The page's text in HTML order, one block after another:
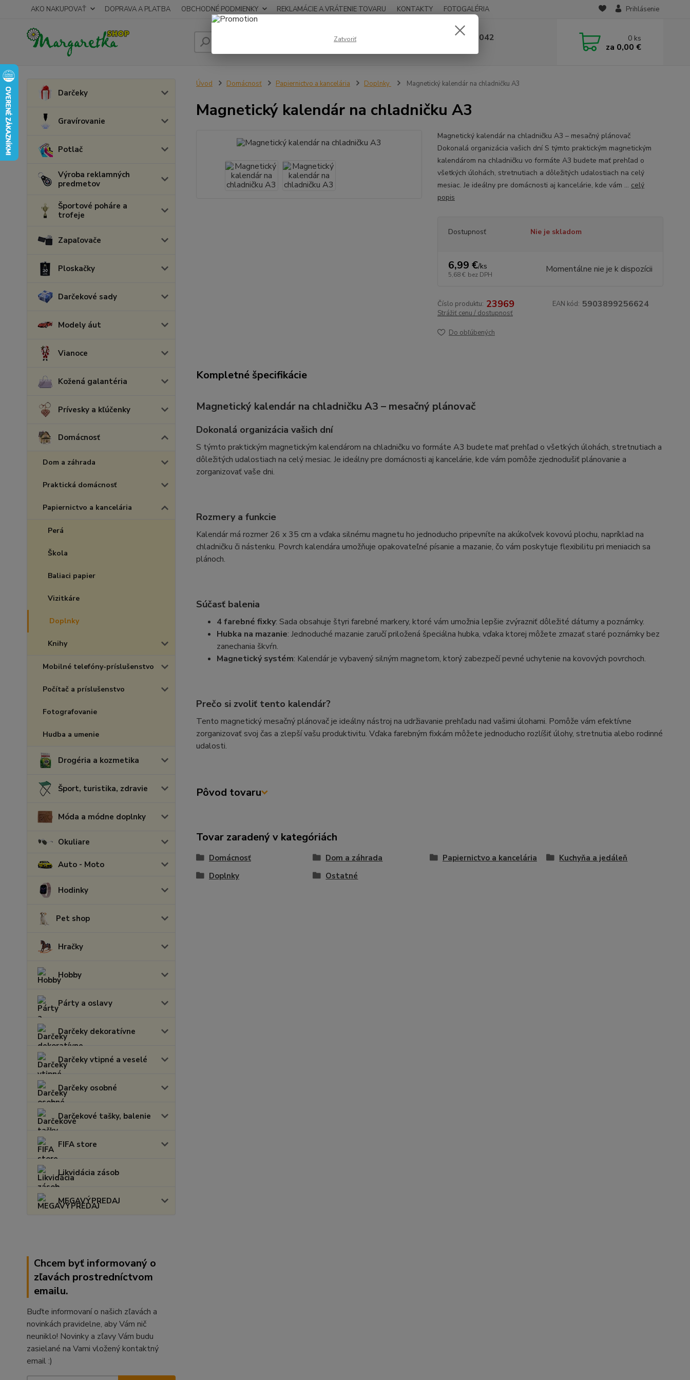
AKO NAKUPOVAŤ DOPRAVA A PLATBA OBCHODNÉ PODMIENKY REKLAMÁCIE A VRÁTENIE TOVARU KONTAKTY FOTOGALÉRIA Prihlásenie
Hľadať 0948 236 042 0 ks
za 0,00 €
Darčeky
Gravírovanie
Potlač
Výroba reklamných
predmetov
Športové poháre a
trofeje
Zapaľovače
Ploskačky
Darčekové sady
Modely áut
Vianoce
Kožená galantéria
Prívesky a kľúčenky
Domácnosť
Dom a záhrada
Praktická domácnosť
Papiernictvo a kancelária
Perá
Škola
Baliaci papier
Vizitkáre
Doplnky
Knihy
Mobilné telefóny-príslušenstvo
Počítač a príslušenstvo
Fotografovanie
Hudba a umenie
Drogéria a kozmetika
Šport, turistika, zdravie
Móda a módne doplnky
Okuliare
Auto - Moto
Hodinky
Pet shop
Hračky
Hobby
Párty a oslavy
Darčeky dekoratívne
Darčeky vtipné a veselé
Darčeky osobné
Darčekové tašky, balenie
FIFA store
Likvidácia zásob
MEGAVÝPREDAJ
Chcem byť informovaný o
zľavách prostredníctvom
emailu.
Buďte informovaní o našich zľavách a
novinkách pravidelne, aby Vám nič
neuniklo! Novinky a zľavy Vám budu
zasielané na Vami vložený kontaktný
email :)
Úvod Domácnosť Papiernictvo a kancelária Doplnky Magnetický kalendár na chladničku A3
Magnetický kalendár na chladničku A3
Magnetický kalendár na chladničku A3 – mesačný plánovač
Dokonalá organizácia vašich dní S týmto praktickým magnetickým
kalendárom na chladničku vo formáte A3 budete mať prehľad o
všetkých úlohách, stretnutiach a dôležitých udalostiach na celý
mesiac. Je ideálny pre domácnosti aj kancelárie, kde vám ... celý
popis
Dostupnosť Nie je skladom
6,99 €/ks
5,68 € bez DPH Momentálne nie je k dispozícii
Číslo produktu: 23969 EAN kód: 5903899256624
Strážiť cenu / dostupnosť
Do obľúbených
Kompletné špecifikácie
Magnetický kalendár na chladničku A3 – mesačný plánovač
Dokonalá organizácia vašich dní
S týmto praktickým magnetickým kalendárom na chladničku vo formáte A3 budete mať prehľad o všetkých úlohách, stretnutiach a
dôležitých udalostiach na celý mesiac. Je ideálny pre domácnosti aj kancelárie, kde vám pomôže zjednodušiť plánovanie a
zorganizovať vaše dni.
Rozmery a funkcie
Kalendár má rozmer 26 x 35 cm a vďaka silnému magnetu ho jednoducho pripevníte na akúkoľvek kovovú plochu, napríklad na
chladničku či nástenku. Povrch kalendára umožňuje opakovateľné písanie a mazanie, čo vám poskytuje flexibilitu pri meniacich sa
plánoch.
Súčasť balenia
4 farebné fixky: Sada obsahuje štyri farebné markery, ktoré vám umožnia lepšie zvýrazniť dôležité dátumy a poznámky.
Hubka na mazanie: Jednoduché mazanie zaručí priložená špeciálna hubka, vďaka ktorej môžete zmazať staré poznámky bez
zanechania škvŕn.
Magnetický systém: Kalendár je vybavený silným magnetom, ktorý zabezpečí pevné uchytenie na kovových povrchoch.
Prečo si zvoliť tento kalendár?
Tento magnetický mesačný plánovač je ideálny nástroj na udržiavanie prehľadu nad vašimi úlohami. Pomôže vám efektívne
zorganizovať svoj čas a zlepší vašu produktivitu. Vďaka farebným fixkám môžete jednoducho rozlíšiť úlohy, stretnutia alebo rodinné
udalosti.
Pôvod tovaru
Tovar zaradený v kategóriách
Domácnosť Dom a záhrada Papiernictvo a kancelária
Kuchyňa a jedáleň
Doplnky
Ostatné
Zatvoriť